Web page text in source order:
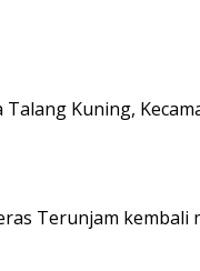
Talang Kuning,
Terunjam